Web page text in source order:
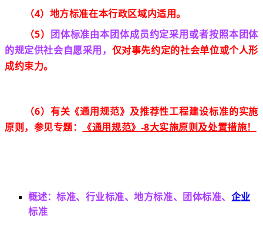
（4）地方标准在本行政区域内适用。
（5） 团体标准由本团体成员约定采用或者按照本团体
的规定供社会自愿采用， 仅对事先约定的社会单位或个人形
成约束力。
（6） 有关《通用规范》及推荐性工程建设标准的实施
原则， 参见专题： 《通用规范》-8大实施原则及处置措施！
概述： 标准、行业标准、地方标准、团体标准、 企业
标准